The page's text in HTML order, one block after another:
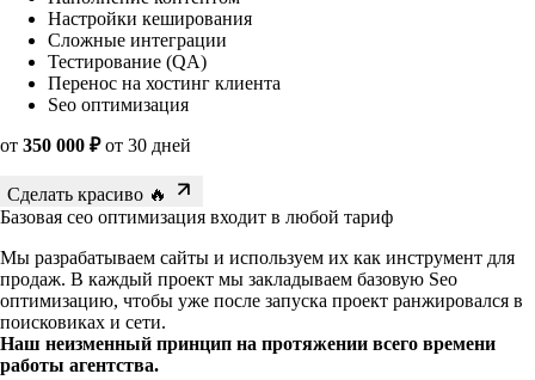
Настройки кеширования
Сложные интеграции
Тестирование (QA)
Перенос на хостинг клиента
Seo оптимизация
от 350 000 ₽от 30 дней
Сделать красиво 🔥
Базовая сео оптимизация входит в любой тариф
Мы разрабатываем сайты и используем их как инструмент для
продаж. В каждый проект мы закладываем базовую Seo
оптимизацию, чтобы уже после запуска проект ранжировался в
поисковиках и сети.
Наш неизменный принцип на протяжении всего времени
работы агентства.